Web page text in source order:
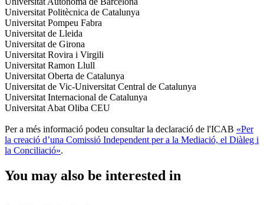
Universitat Politècnica de Catalunya
Universitat Pompeu Fabra
Universitat de Lleida
Universitat de Girona
Universitat Rovira i Virgili
Universitat Ramon Llull
Universitat Oberta de Catalunya
Universitat de Vic-Universitat Central de Catalunya
Universitat Internacional de Catalunya
Universitat Abat Oliba CEU
Per a més informació podeu consultar la declaració de l'ICAB «Per
la creació d’una Comissió Independent per a la Mediació, el Diàleg i
la Conciliació».
You may also be interested in